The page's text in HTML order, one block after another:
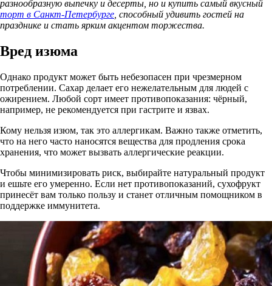
разнообразную выпечку и десерты, но и купить самый вкусный
торт в Санкт-Петербурге , способный удивить гостей на
празднике и стать ярким акцентом торжества.
Вред изюма
Однако продукт может быть небезопасен при чрезмерном
потреблении. Сахар делает его нежелательным для людей с
ожирением. Любой сорт имеет противопоказания: чёрный,
например, не рекомендуется при гастрите и язвах.
Кому нельзя изюм, так это аллергикам. Важно также отметить,
что на него часто наносятся вещества для продления срока
хранения, что может вызвать аллергические реакции.
Чтобы минимизировать риск, выбирайте натуральный продукт
и ешьте его умеренно. Если нет противопоказаний, сухофрукт
принесёт вам только пользу и станет отличным помощником в
поддержке иммунитета.